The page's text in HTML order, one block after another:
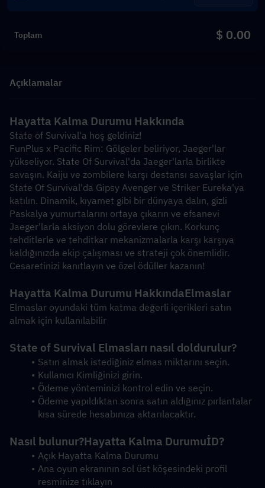
Toplam $ 0.00
Açıklamalar
Hayatta Kalma Durumu Hakkında
State of Survival'a hoş geldiniz!
FunPlus x Pacific Rim: Gölgeler beliriyor, Jaeger'lar
yükseliyor. State Of Survival'da Jaeger'larla birlikte
savaşın. Kaiju ve zombilere karşı destansı savaşlar için
State Of Survival'da Gipsy Avenger ve Striker Eureka'ya
katılın. Dinamik, kıyamet gibi bir dünyaya dalın, gizli
Paskalya yumurtalarını ortaya çıkarın ve efsanevi
Jaeger'larla aksiyon dolu görevlere çıkın. Korkunç
tehditlerle ve tehditkar mekanizmalarla karşı karşıya
kaldığınızda ekip çalışması ve strateji çok önemlidir.
Cesaretinizi kanıtlayın ve özel ödüller kazanın!
Hayatta Kalma Durumu HakkındaElmaslar
Elmaslar oyundaki tüm katma değerli içerikleri satın
almak için kullanılabilir
State of Survival Elmasları nasıl doldurulur?
Satın almak istediğiniz elmas miktarını seçin.
Kullanıcı Kimliğinizi girin.
Ödeme yönteminizi kontrol edin ve seçin.
Ödeme yapıldıktan sonra satın aldığınız pırlantalar
kısa sürede hesabınıza aktarılacaktır.
Nasıl bulunur?Hayatta Kalma DurumuİD?
Açık Hayatta Kalma Durumu
Ana oyun ekranının sol üst köşesindeki profil
resminize tıklayın